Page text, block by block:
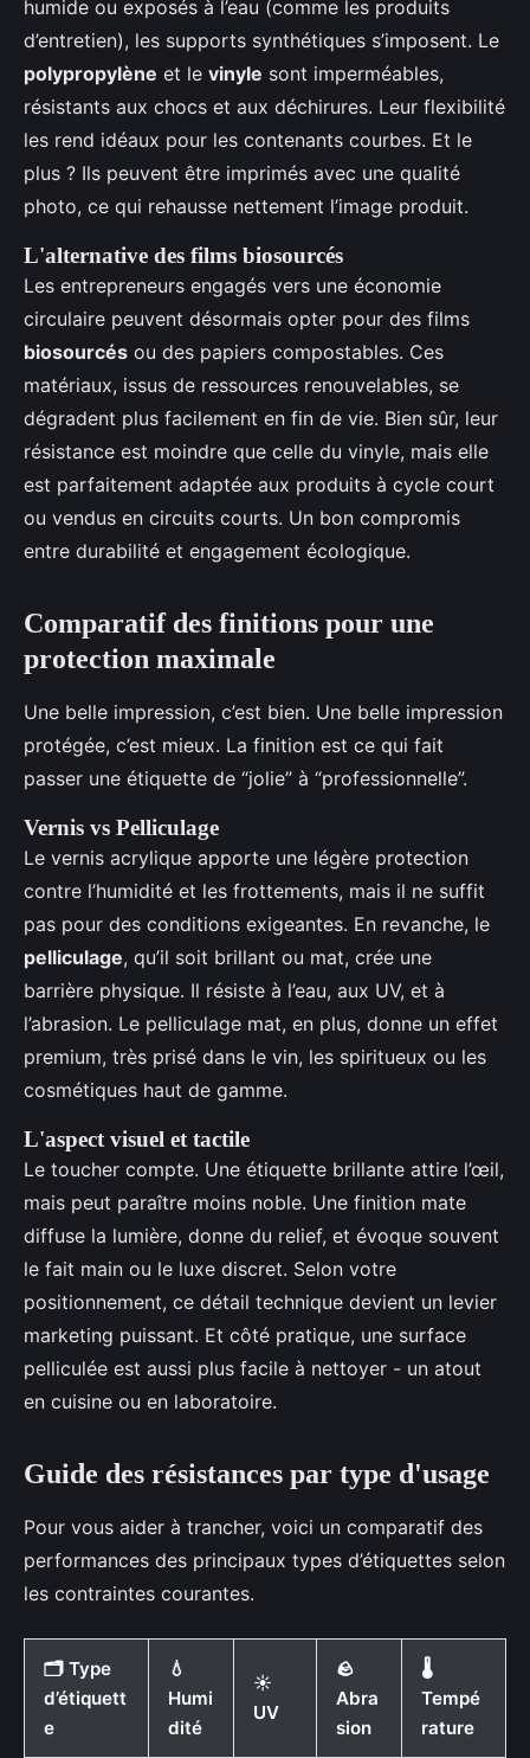
humide ou exposés à l’eau (comme les produits
d’entretien), les supports synthétiques s’imposent. Le
polypropylène et le vinyle sont imperméables,
résistants aux chocs et aux déchirures. Leur flexibilité
les rend idéaux pour les contenants courbes. Et le
plus ? Ils peuvent être imprimés avec une qualité
photo, ce qui rehausse nettement l’image produit.
L'alternative des films biosourcés
Les entrepreneurs engagés vers une économie
circulaire peuvent désormais opter pour des films
biosourcés ou des papiers compostables. Ces
matériaux, issus de ressources renouvelables, se
dégradent plus facilement en fin de vie. Bien sûr, leur
résistance est moindre que celle du vinyle, mais elle
est parfaitement adaptée aux produits à cycle court
ou vendus en circuits courts. Un bon compromis
entre durabilité et engagement écologique.
Comparatif des finitions pour une
protection maximale
Une belle impression, c’est bien. Une belle impression
protégée, c’est mieux. La finition est ce qui fait
passer une étiquette de “jolie” à “professionnelle”.
Vernis vs Pelliculage
Le vernis acrylique apporte une légère protection
contre l’humidité et les frottements, mais il ne suffit
pas pour des conditions exigeantes. En revanche, le
pelliculage, qu’il soit brillant ou mat, crée une
barrière physique. Il résiste à l’eau, aux UV, et à
l’abrasion. Le pelliculage mat, en plus, donne un effet
premium, très prisé dans le vin, les spiritueux ou les
cosmétiques haut de gamme.
L'aspect visuel et tactile
Le toucher compte. Une étiquette brillante attire l’œil,
mais peut paraître moins noble. Une finition mate
diffuse la lumière, donne du relief, et évoque souvent
le fait main ou le luxe discret. Selon votre
positionnement, ce détail technique devient un levier
marketing puissant. Et côté pratique, une surface
pelliculée est aussi plus facile à nettoyer - un atout
en cuisine ou en laboratoire.
Guide des résistances par type d'usage
Pour vous aider à trancher, voici un comparatif des
performances des principaux types d’étiquettes selon
les contraintes courantes.
🗂️ Type
d’étiquett
e
💧
Humi
dité
☀️
UV
🪨
Abra
sion
🌡️
Tempé
rature